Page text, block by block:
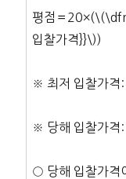
평점＝
입찰가격}}\))
※ 최저 입찰가격:
※ 당해 입찰가격:
○ 당해 입찰가격